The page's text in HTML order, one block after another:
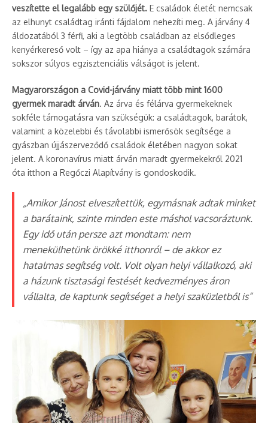
veszítette el legalább egy szülőjét. E családok életét nemcsak
az elhunyt családtag iránti fájdalom nehezíti meg. A járvány 4
áldozatából 3 férfi, aki a legtöbb családban az elsődleges
kenyérkereső volt – így az apa hiánya a családtagok számára
sokszor súlyos egzisztenciális válságot is jelent.
Magyarországon a Covid-járvány miatt több mint 1600
gyermek maradt árván. Az árva és félárva gyermekeknek
sokféle támogatásra van szükségük: a családtagok, barátok,
valamint a közelebbi és távolabbi ismerősök segítsége a
gyászban újjászerveződő családok életében nagyon sokat
jelent. A koronavírus miatt árván maradt gyermekekről 2021
óta itthon a Regőczi Alapítvány is gondoskodik.
„Amikor Jánost elveszítettük, egymásnak adtak minket
a barátaink, szinte minden este máshol vacsoráztunk.
Egy idő után persze azt mondtam: nem
menekülhetünk örökké itthonról – de akkor ez
hatalmas segítség volt. Volt olyan helyi vállalkozó, aki
a házunk tisztasági festését kedvezményes áron
vállalta, de kaptunk segítséget a helyi szaküzletből is”